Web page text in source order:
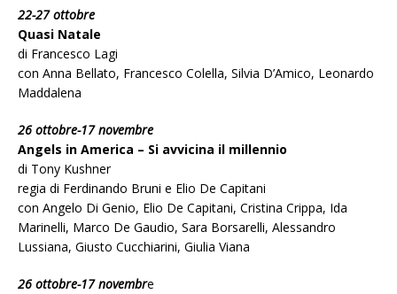
22-27 ottobre
Quasi Natale
di Francesco Lagi
con Anna Bellato, Francesco Colella, Silvia D’Amico, Leonardo
Maddalena
26 ottobre-17 novembre
Angels in America – Si avvicina il millennio
di Tony Kushner
regia di Ferdinando Bruni e Elio De Capitani
con Angelo Di Genio, Elio De Capitani, Cristina Crippa, Ida
Marinelli, Marco De Gaudio, Sara Borsarelli, Alessandro
Lussiana, Giusto Cucchiarini, Giulia Viana
26 ottobre-17 novembre